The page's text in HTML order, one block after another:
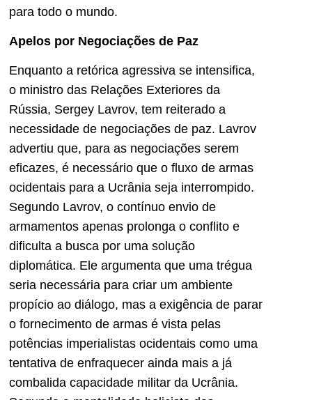
para todo o mundo.
Apelos por Negociações de Paz
Enquanto a retórica agressiva se intensifica,
o ministro das Relações Exteriores da
Rússia, Sergey Lavrov, tem reiterado a
necessidade de negociações de paz. Lavrov
advertiu que, para as negociações serem
eficazes, é necessário que o fluxo de armas
ocidentais para a Ucrânia seja interrompido.
Segundo Lavrov, o contínuo envio de
armamentos apenas prolonga o conflito e
dificulta a busca por uma solução
diplomática. Ele argumenta que uma trégua
seria necessária para criar um ambiente
propício ao diálogo, mas a exigência de parar
o fornecimento de armas é vista pelas
potências imperialistas ocidentais como uma
tentativa de enfraquecer ainda mais a já
combalida capacidade militar da Ucrânia.